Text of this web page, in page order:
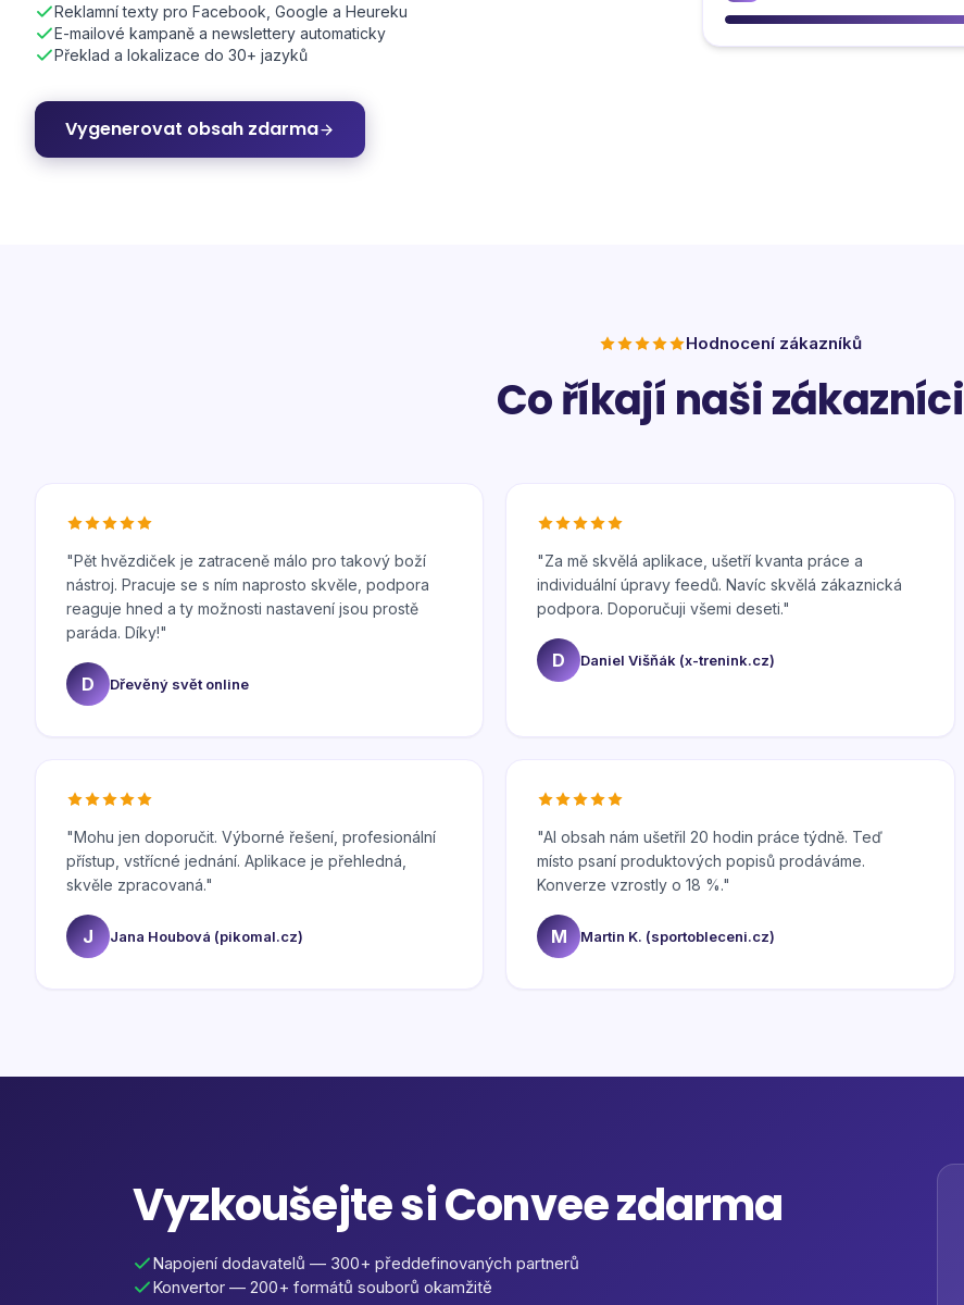
Reklamní texty pro Facebook, Google a Heureku
E-mailové kampaně a newslettery automaticky
Překlad a lokalizace do 30+ jazyků
Vygenerovat obsah zdarma
Hodnocení zákazníků
Co říkají naši zákazníci
"Pět hvězdiček je zatraceně málo pro takový boží
nástroj. Pracuje se s ním naprosto skvěle, podpora
reaguje hned a ty možnosti nastavení jsou prostě
paráda. Díky!"
D Dřevěný svět online
"Za mě skvělá aplikace, ušetří kvanta práce a
individuální úpravy feedů. Navíc skvělá zákaznická
podpora. Doporučuji všemi deseti."
D Daniel Višňák (x-trenink.cz)
"Mohu jen doporučit. Výborné řešení, profesionální
přístup, vstřícné jednání. Aplikace je přehledná,
skvěle zpracovaná."
J Jana Houbová (pikomal.cz)
"AI obsah nám ušetřil 20 hodin práce týdně. Teď
místo psaní produktových popisů prodáváme.
Konverze vzrostly o 18 %."
M Martin K. (sportobleceni.cz)
Vyzkoušejte si Convee zdarma
Napojení dodavatelů — 300+ předdefinovaných partnerů
Konvertor — 200+ formátů souborů okamžitě